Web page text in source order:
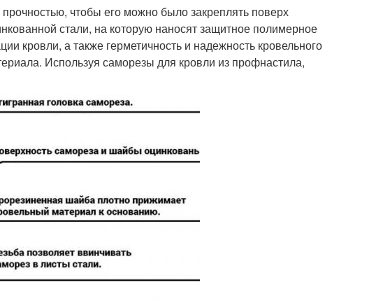
чтобы его можно было закреплять поверх
стали, на которую наносят защитное полимерное
кровли, а также герметичность и надежность кровельного
Используя саморезы для кровли из профнастила,